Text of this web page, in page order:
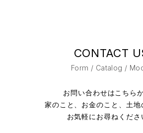
CONTACT
Form / Catalog /
お問い合わせはこちらか
家のこと、お金のこと、土地
お気軽にお尋ねくださ